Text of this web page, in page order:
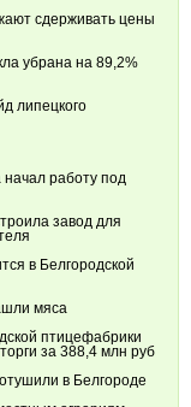
сдерживать цены
убрана на 89,2%
липецкого
работу под
завод для
в Белгородской
мяса
птицефабрики
за 388,4 млн руб
в Белгороде